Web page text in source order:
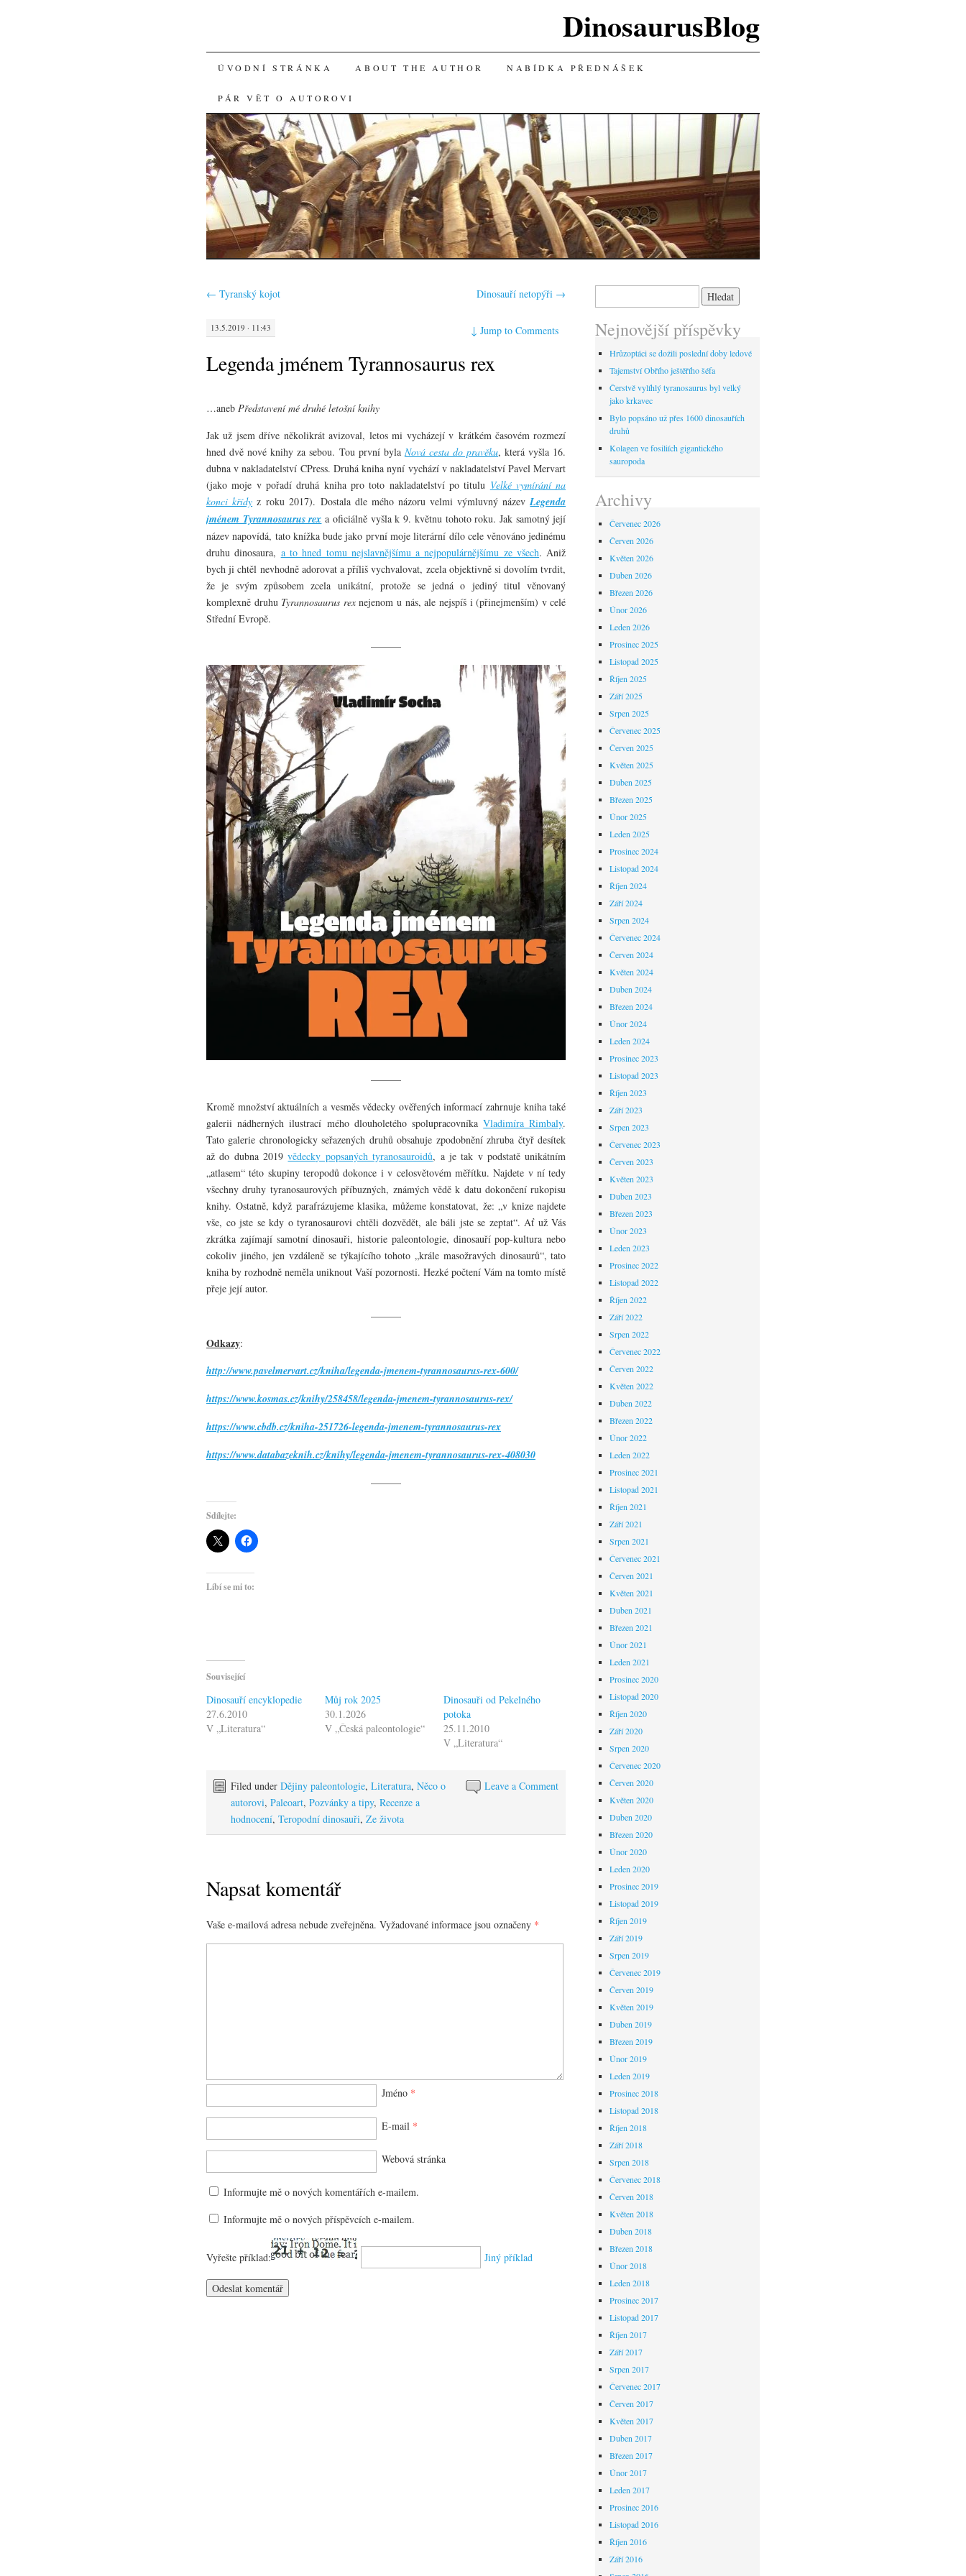
DinosaurusBlog
SKIP
TO
CONTENT
ÚVODNÍ STRÁNKA ABOUT THE AUTHOR NABÍDKA PŘEDNÁŠEK
PÁR VĚT O AUTOROVI
← Tyranský kojot Dinosauří netopýři →
13.5.2019 · 11:43 ↓Jump to Comments
Legenda jménem Tyrannosaurus rex
…aneb Představení mé druhé letošní knihy
Jak už jsem dříve několikrát avizoval, letos mi vycházejí v krátkém časovém rozmezí
hned dvě nové knihy za sebou. Tou první byla Nová cesta do pravěku, která vyšla 16.
dubna v nakladatelství CPress. Druhá kniha nyní vychází v nakladatelství Pavel Mervart
(jako moje v pořadí druhá kniha pro toto nakladatelství po titulu Velké vymírání na
konci křídy z roku 2017). Dostala dle mého názoru velmi výmluvný názevLegenda
jménem Tyrannosaurus rex a oficiálně vyšla k 9. květnu tohoto roku. Jak samotný její
název napovídá, tato knížka bude jako první moje literární dílo cele věnováno jedinému
druhu dinosaura, a to hned tomu nejslavnějšímu a nejpopulárnějšímu ze všech. Aniž
bych ji chtěl nevhodně adorovat a příliš vychvalovat, zcela objektivně si dovolím tvrdit,
že je svým způsobem zcela unikátní, protože se jedná o jediný titul věnovaný
komplexně druhu Tyrannosaurus rexnejenom u nás, ale nejspíš i (přinejmenším) v celé
Střední Evropě.
———
———
Kromě množství aktuálních a vesměs vědecky ověřených informací zahrnuje kniha také
galerii nádherných ilustrací mého dlouholetého spolupracovníkaVladimíra Rimbaly.
Tato galerie chronologicky seřazených druhů obsahuje zpodobnění zhruba čtyř desítek
až do dubna 2019vědecky popsaných tyranosauroidů, a je tak v podstatě unikátním
„atlasem“ této skupiny teropodů dokonce i v celosvětovém měřítku. Najdete v ní tedy
všechny druhy tyranosaurových příbuzných, známých vědě k datu dokončení rukopisu
knihy. Ostatně, když parafrázujeme klasika, můžeme konstatovat, že: „v knize najdete
vše, co jste se kdy o tyranosaurovi chtěli dozvědět, ale báli jste se zeptat“. Ať už Vás
zkrátka zajímají samotní dinosauři, historie paleontologie, dinosauří pop-kultura nebo
cokoliv jiného, jen vzdáleně se týkajícího tohoto „krále masožravých dinosaurů“, tato
kniha by rozhodně neměla uniknout Vaší pozornosti. Hezké počtení Vám na tomto místě
přeje její autor.
———
Odkazy:
http://www.pavelmervart.cz/kniha/legenda-jmenem-tyrannosaurus-rex-600/
https://www.kosmas.cz/knihy/258458/legenda-jmenem-tyrannosaurus-rex/
https://www.cbdb.cz/kniha-251726-legenda-jmenem-tyrannosaurus-rex
https://www.databazeknih.cz/knihy/legenda-jmenem-tyrannosaurus-rex-408030
———
Sdílejte:
Líbí se mi to:
Související
Dinosauří encyklopedie
27.6.2010
V „Literatura“
Můj rok 2025
30.1.2026
V „Česká paleontologie“
Dinosauři od Pekelného
potoka
25.11.2010
V „Literatura“
Leave a Comment
Filed under Dějiny paleontologie, Literatura, Něco o
autorovi, Paleoart, Pozvánky a tipy, Recenze a
hodnocení, Teropodní dinosauři, Ze života
Napsat komentář
Vaše e-mailová adresa nebude zveřejněna. Vyžadované informace jsou označeny *
Jméno *
E-mail *
Webová stránka
Informujte mě o nových komentářích e-mailem.
Informujte mě o nových příspěvcích e-mailem.
Vyřešte příklad: Jiný příklad
Nejnovější příspěvky
Hrůzoptáci se dožili poslední doby ledové
Tajemství Obřího ještěřího šéfa
Čerstvě vylíhlý tyranosaurus byl velký
jako krkavec
Bylo popsáno už přes 1600 dinosauřích
druhů
Kolagen ve fosiliích gigantického
sauropoda
Archivy
Červenec 2026
Červen 2026
Květen 2026
Duben 2026
Březen 2026
Únor 2026
Leden 2026
Prosinec 2025
Listopad 2025
Říjen 2025
Září 2025
Srpen 2025
Červenec 2025
Červen 2025
Květen 2025
Duben 2025
Březen 2025
Únor 2025
Leden 2025
Prosinec 2024
Listopad 2024
Říjen 2024
Září 2024
Srpen 2024
Červenec 2024
Červen 2024
Květen 2024
Duben 2024
Březen 2024
Únor 2024
Leden 2024
Prosinec 2023
Listopad 2023
Říjen 2023
Září 2023
Srpen 2023
Červenec 2023
Červen 2023
Květen 2023
Duben 2023
Březen 2023
Únor 2023
Leden 2023
Prosinec 2022
Listopad 2022
Říjen 2022
Září 2022
Srpen 2022
Červenec 2022
Červen 2022
Květen 2022
Duben 2022
Březen 2022
Únor 2022
Leden 2022
Prosinec 2021
Listopad 2021
Říjen 2021
Září 2021
Srpen 2021
Červenec 2021
Červen 2021
Květen 2021
Duben 2021
Březen 2021
Únor 2021
Leden 2021
Prosinec 2020
Listopad 2020
Říjen 2020
Září 2020
Srpen 2020
Červenec 2020
Červen 2020
Květen 2020
Duben 2020
Březen 2020
Únor 2020
Leden 2020
Prosinec 2019
Listopad 2019
Říjen 2019
Září 2019
Srpen 2019
Červenec 2019
Červen 2019
Květen 2019
Duben 2019
Březen 2019
Únor 2019
Leden 2019
Prosinec 2018
Listopad 2018
Říjen 2018
Září 2018
Srpen 2018
Červenec 2018
Červen 2018
Květen 2018
Duben 2018
Březen 2018
Únor 2018
Leden 2018
Prosinec 2017
Listopad 2017
Říjen 2017
Září 2017
Srpen 2017
Červenec 2017
Červen 2017
Květen 2017
Duben 2017
Březen 2017
Únor 2017
Leden 2017
Prosinec 2016
Listopad 2016
Říjen 2016
Září 2016